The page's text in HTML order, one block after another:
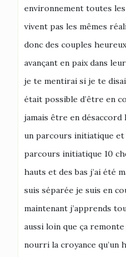
environnement toutes les
vivent pas les mêmes
donc des couples
avançant en paix dans
je te mentirai si je te
était possible d’être en
jamais être en désaccord
un parcours initiatique
parcours initiatique 10
hauts et des bas j’ai été
suis séparée je suis en
maintenant j’apprends
aussi loin que ça remonte
nourri la croyance qu’un